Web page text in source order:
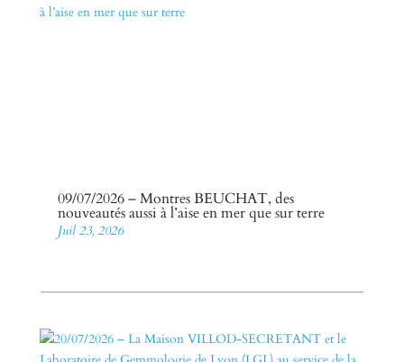
09/07/2026 – Montres BEUCHAT, des
nouveautés aussi à l’aise en mer que sur terre
Juil 23, 2026